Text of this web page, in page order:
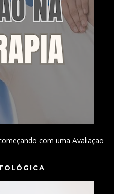
com uma Avaliação